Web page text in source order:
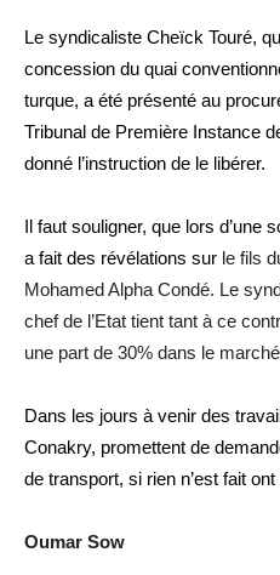
Le syndicaliste Cheïck Touré,
concession du quai
turque, a été présenté au
Tribunal de Première Instance
donné l’instruction de le libérer.
Il faut souligner, que lors d’une
a fait des révélations sur le fils
Mohamed Alpha Condé. Le
chef de l’Etat tient tant à ce
une part de 30% dans le
Dans les jours à venir des
Conakry, promettent de
de transport, si rien n’est fait
Oumar Sow